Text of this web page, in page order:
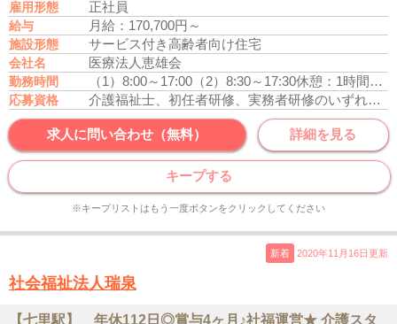
雇用形態 正社員
給与 月給：170,700円～
施設形態 サービス付き高齢者向け住宅
会社名 医療法人恵雄会
勤務時間 （1）8:00～17:00 （2）8:30～17:30休憩：1時間残
応募資格 介護福祉士、初任者研修、実務者研修のいずれかの資格をお持ちの方
求人に問い合わせ（無料） 詳細を見る
キープする
※キープリストはもう一度ボタンをクリックしてください
新着 2020年11月16日更新
社会福祉法人瑞泉
【七里駅】 年休112日◎賞与4ヶ月♪社福運営★ 介護スタ